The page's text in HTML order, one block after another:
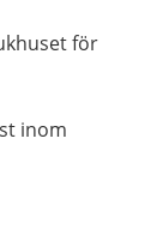
för
inom